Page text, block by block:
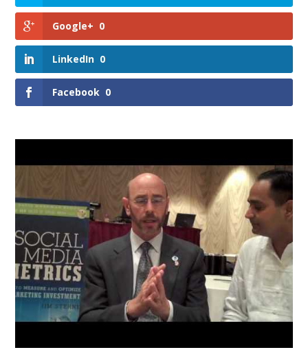
Google+ 0
LinkedIn 0
Facebook 0